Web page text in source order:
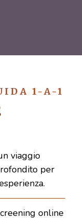
1-A-1
viaggio
per
online